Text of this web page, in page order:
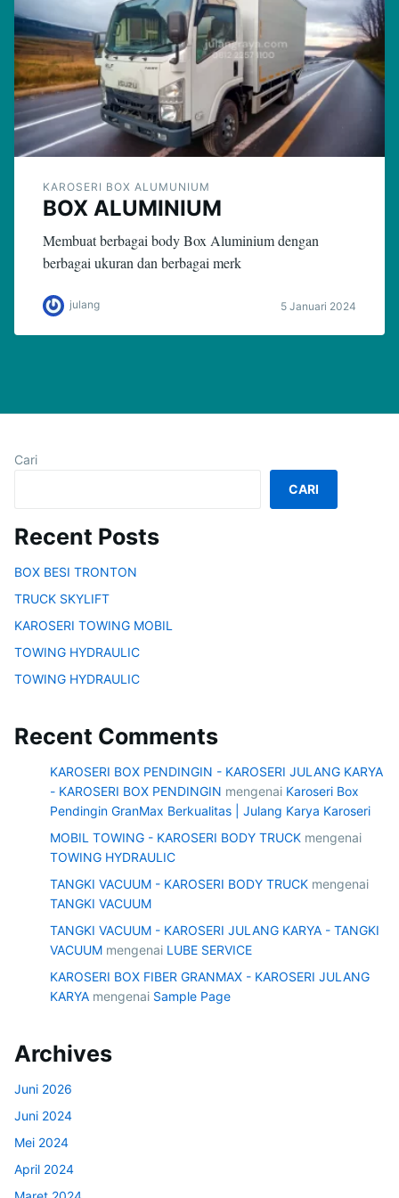
KAROSERI BOX ALUMUNIUM
BOX ALUMINIUM
Membuat berbagai body Box Aluminium dengan
berbagai ukuran dan berbagai merk
julang 5 Januari 2024
Cari
CARI
Recent Posts
BOX BESI TRONTON
TRUCK SKYLIFT
KAROSERI TOWING MOBIL
TOWING HYDRAULIC
TOWING HYDRAULIC
Recent Comments
KAROSERI BOX PENDINGIN - KAROSERI JULANG KARYA
- KAROSERI BOX PENDINGIN mengenai Karoseri Box
Pendingin GranMax Berkualitas | Julang Karya Karoseri
MOBIL TOWING - KAROSERI BODY TRUCK mengenai
TOWING HYDRAULIC
TANGKI VACUUM - KAROSERI BODY TRUCK mengenai
TANGKI VACUUM
TANGKI VACUUM - KAROSERI JULANG KARYA - TANGKI
VACUUM mengenai LUBE SERVICE
KAROSERI BOX FIBER GRANMAX - KAROSERI JULANG
KARYA mengenai Sample Page
Archives
Juni 2026
Juni 2024
Mei 2024
April 2024